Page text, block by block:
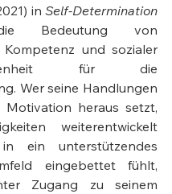
in Self-Determination
Bedeutung von
Kompetenz und sozialer
für die
Wer seine Handlungen
Motivation heraus setzt,
weiterentwickelt
ein unterstützendes
eingebettet fühlt,
Zugang zu seinem